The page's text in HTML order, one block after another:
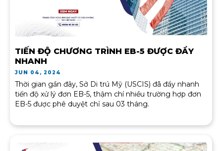
TIẾN ĐỘ CHƯƠNG TRÌNH EB-5 ĐƯỢC ĐẨY
NHANH
JUN 04, 2024
Thời gian gần đây, Sở Di trú Mỹ (USCIS) đã đẩy nhanh
tiến độ xử lý đơn EB-5, thậm chí nhiều trường hợp đơn
EB-5 được phê duyệt chỉ sau 03 tháng.